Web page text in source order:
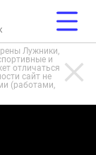
Лужники,
и
отличаться
сайт не
(работами,